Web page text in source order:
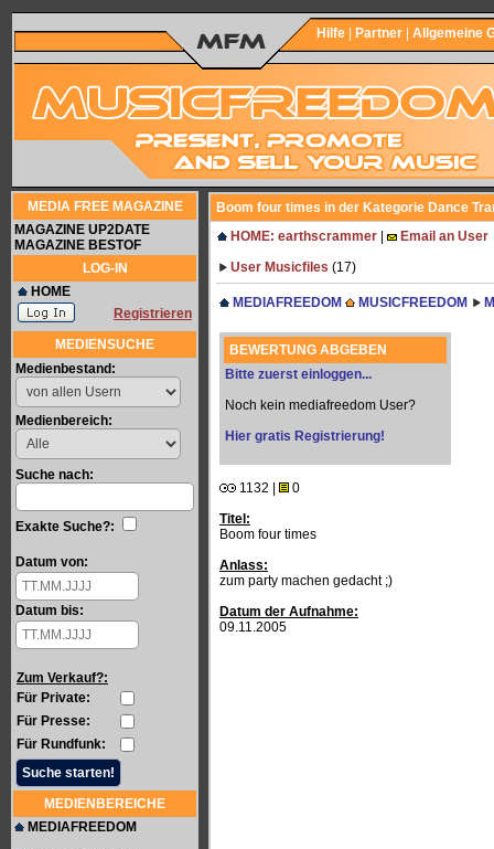
Hilfe Partner Allgemeine
MEDIA FREE MAGAZINE
MAGAZINE UP2DATE
MAGAZINE BESTOF
LOG-IN
HOME
Registrieren
MEDIENSUCHE
Medienbestand:
Medienbereich:
Suche nach:
Exakte Suche?:
Datum von:
Datum bis:
Zum Verkauf?:
Für Private:
Für Presse:
Für Rundfunk:
MEDIENBEREICHE
MEDIAFREEDOM
Boom four times in der Kategorie Dance
HOME: earthscrammer
Email an User
User Musicfiles (17)
MEDIAFREEDOM MUSICFREEDOM
BEWERTUNG ABGEBEN
Bitte zuerst einloggen...
Noch kein mediafreedom User?
Hier gratis Registrierung!
1132 |
0
Titel:
Boom four times
Anlass:
zum party machen gedacht ;)
Datum der Aufnahme:
09.11.2005